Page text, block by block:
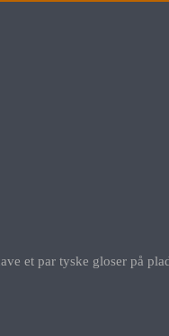
et par tyske gloser på